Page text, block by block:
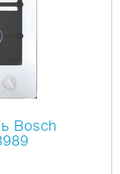
Bosch